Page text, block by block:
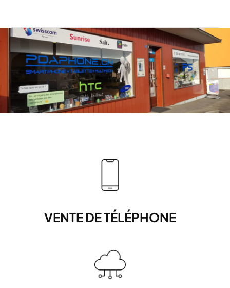
VENTE DE TÉLÉPHONE